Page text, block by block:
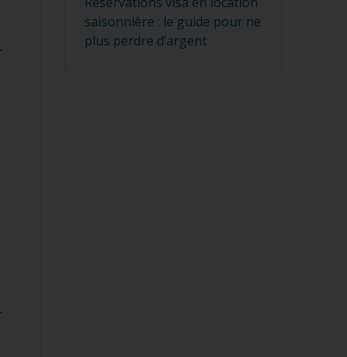
saisonnière : le guide pour ne
plus perdre d’argent